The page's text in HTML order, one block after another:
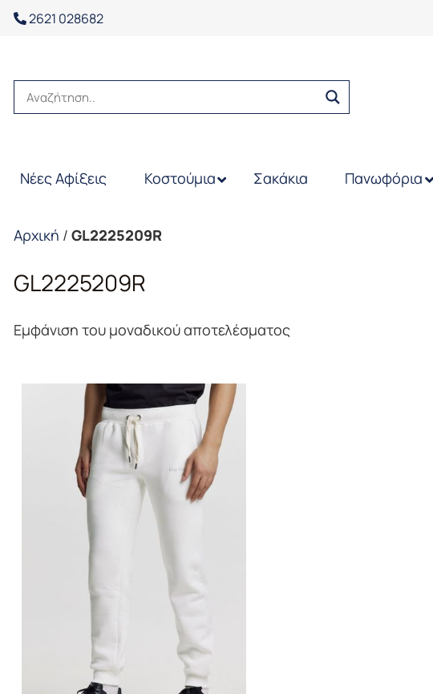
2621 028682
Νέες Αφίξεις Κοστούμια Σακάκια Πανωφόρια
Αρχική / GL2225209R
GL2225209R
Εμφάνιση του μοναδικού αποτελέσματος